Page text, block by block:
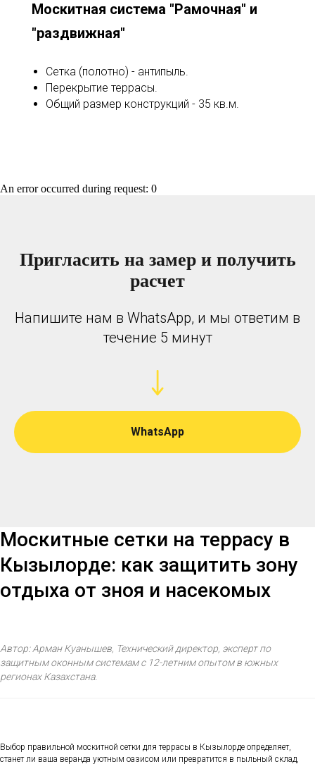
Москитная система "Рамочная" и
"раздвижная"
Сетка (полотно) - антипыль.
Перекрытие террасы.
Общий размер конструкций - 35 кв.м.
An error occurred during request: 0
Пригласить на замер и получить
расчет
Напишите нам в WhatsApp, и мы ответим в
течение 5 минут
WhatsApp
Москитные сетки на террасу в
Кызылорде: как защитить зону
отдыха от зноя и насекомых
Автор: Арман Куанышев, Технический директор, эксперт по
защитным оконным системам с 12-летним опытом в южных
регионах Казахстана.
Выбор правильной москитной сетки для террасы в Кызылорде определяет,
станет ли ваша веранда уютным оазисом или превратится в пыльный склад,